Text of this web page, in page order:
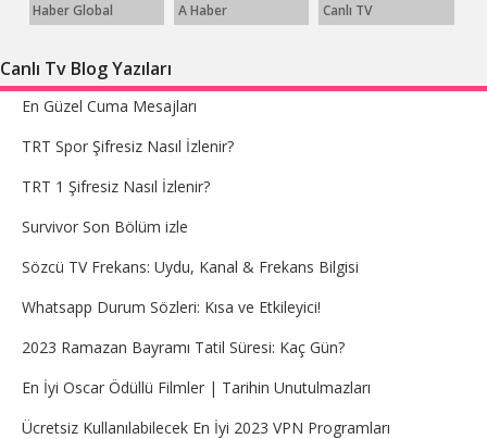
Haber Global A Haber Canlı TV
Canlı Tv Blog Yazıları
En Güzel Cuma Mesajları
TRT Spor Şifresiz Nasıl İzlenir?
TRT 1 Şifresiz Nasıl İzlenir?
Survivor Son Bölüm izle
Sözcü TV Frekans: Uydu, Kanal & Frekans Bilgisi
Whatsapp Durum Sözleri: Kısa ve Etkileyici!
2023 Ramazan Bayramı Tatil Süresi: Kaç Gün?
En İyi Oscar Ödüllü Filmler | Tarihin Unutulmazları
Ücretsiz Kullanılabilecek En İyi 2023 VPN Programları